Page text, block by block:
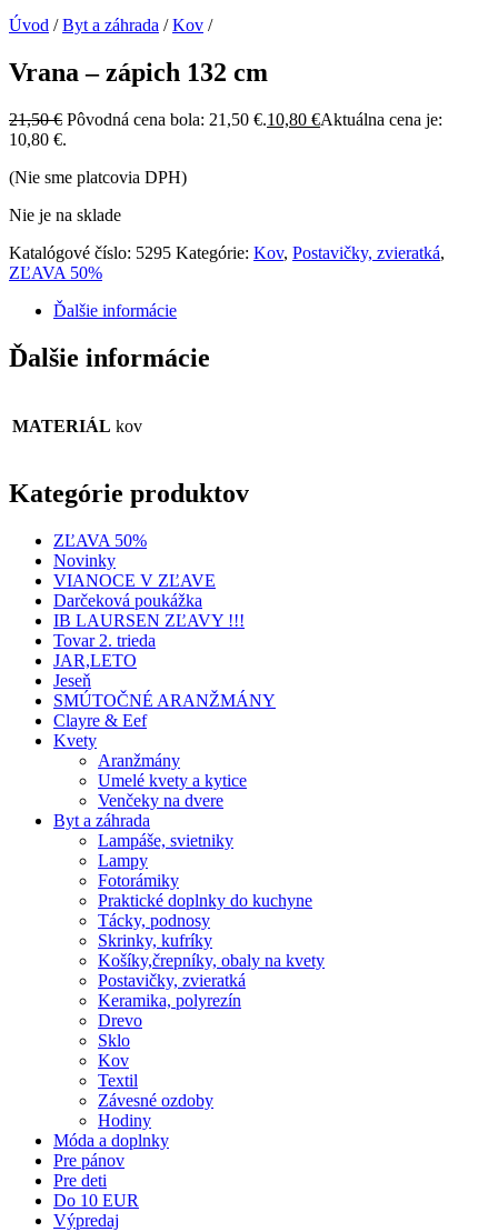
Úvod /Byt a záhrada /Kov /
Vrana – zápich 132 cm
21,50€ Pôvodná cena bola: 21,50 €.10,80 €Aktuálna cena je:
10,80 €.
(Nie sme platcovia DPH)
Nie je na sklade
Katalógové číslo: 5295 Kategórie: Kov, Postavičky, zvieratká,
ZĽAVA 50%
Ďalšie informácie
Ďalšie informácie
MATERIÁL kov
Kategórie produktov
ZĽAVA 50%
Novinky
VIANOCE V ZĽAVE
Darčeková poukážka
IB LAURSEN ZĽAVY !!!
Tovar 2. trieda
JAR,LETO
Jeseň
SMÚTOČNÉ ARANŽMÁNY
Clayre & Eef
Kvety
Aranžmány
Umelé kvety a kytice
Venčeky na dvere
Byt a záhrada
Lampáše, svietniky
Lampy
Fotorámiky
Praktické doplnky do kuchyne
Tácky, podnosy
Skrinky, kufríky
Košíky,črepníky, obaly na kvety
Postavičky, zvieratká
Keramika, polyrezín
Drevo
Sklo
Kov
Textil
Závesné ozdoby
Hodiny
Móda a doplnky
Pre pánov
Pre deti
Do 10 EUR
Výpredaj